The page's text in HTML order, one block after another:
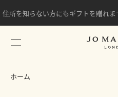
住所を知らない方にもギフトを贈れま
ホーム